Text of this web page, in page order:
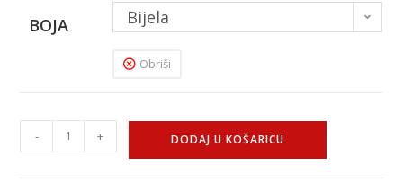
BOJA Bijela
Obriši
- + DODAJ U KOŠARICU